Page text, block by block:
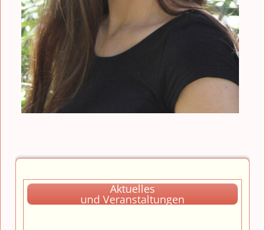
Aktuelles
und Veranstaltungen